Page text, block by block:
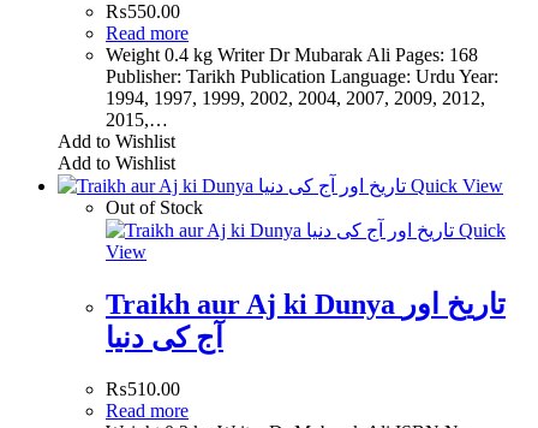
₨550.00
Read more
Weight 0.4 kg Writer Dr Mubarak Ali Pages: 168
Publisher: Tarikh Publication Language: Urdu Year:
1994, 1997, 1999, 2002, 2004, 2007, 2009, 2012,
2015,…
Add to Wishlist
Add to Wishlist
Quick View
Out of Stock
Quick
View
Traikh aur Aj ki Dunya تاریخ اور
آج کی دنیا
₨510.00
Read more